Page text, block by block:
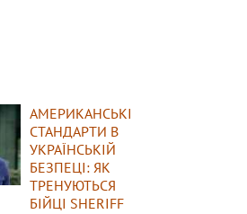
АМЕРИКАНСЬКІ
СТАНДАРТИ В
УКРАЇНСЬКІЙ
БЕЗПЕЦІ: ЯК
ТРЕНУЮТЬСЯ
БІЙЦІ SHERIFF